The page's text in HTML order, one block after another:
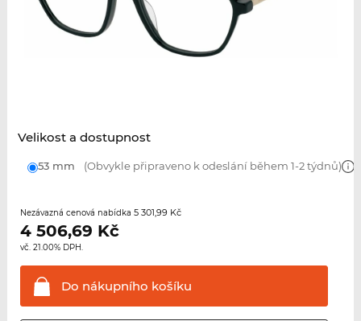
Velikost a dostupnost
53 mm (Obvykle připraveno k odeslání během 1-2 týdnů)
Nezávazná cenová nabídka 5 301,99 Kč
4 506,69 Kč
vč. 21.00% DPH.
Do nákupního košíku